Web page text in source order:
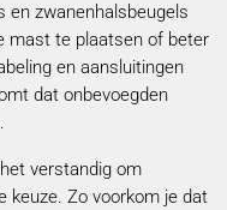
en zwanenhalsbeugels
mast te plaatsen of beter
en aansluitingen
dat onbevoegden
verstandig om
keuze. Zo voorkom je dat